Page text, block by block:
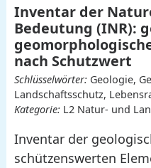
Inventar der
Bedeutung (INR):
nach Schutzwert
Schlüsselwörter:Geologie,
Landschaftsschutz,
Kategorie:L2 Natur- und
Inventar der
schützenswerten